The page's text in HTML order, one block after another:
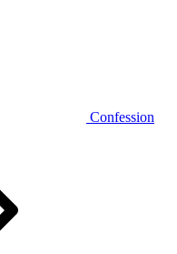
Confession